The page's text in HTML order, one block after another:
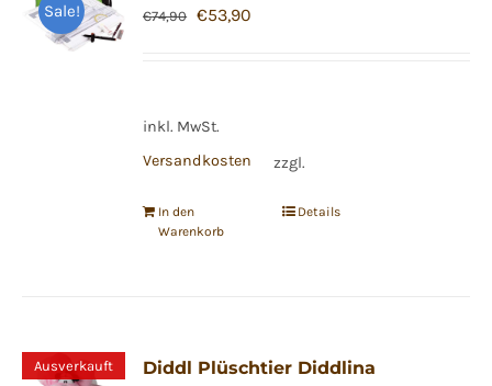
Sale! €74,90 Ursprünglicher
€53,90
inkl. MwSt.
zzgl.
Versandkosten
In den
Warenkorb
Details
Ausverkauft
Diddl Plüschtier Diddlina